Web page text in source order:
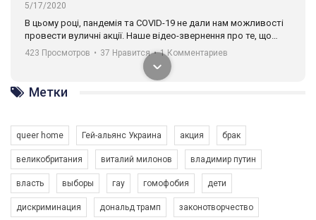
5/17/2020
В цьому році, пандемія та COVІD-19 не дали нам можливості
провести вуличні акції. Наше відео-звернення про те, що
навіть коли ми у різних містах та не можемо зустрінеться, ми
разом. Ми закликаємо всіх хто поділяє цінності рівності та
солідарності, приєднатися до нас. Регіональні підрозділи
ГАУ є в 16 областях України.
Разом наш голос лунає гучніше!
423 Просмотров • 37 Нравится • 1 Комментариев
Метки
queer home Гей-альянс Украина акция брак
великобритания виталий милонов владимир путин
власть выборы гау гомофобия дети
дискриминация дональд трамп законотворчество